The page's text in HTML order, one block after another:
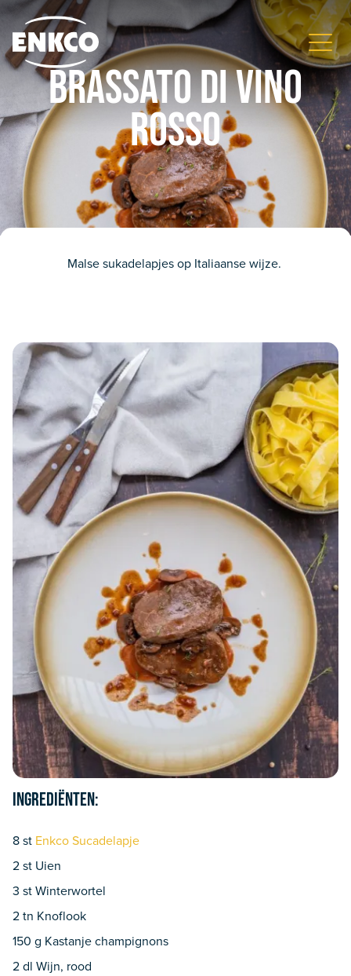
Brassato di vino
rosso
Malse sukadelapjes op Italiaanse wijze.
Ingrediënten:
8 st Enkco Sucadelapje
2 st Uien
3 st Winterwortel
2 tn Knoflook
150 g Kastanje champignons
2 dl Wijn, rood